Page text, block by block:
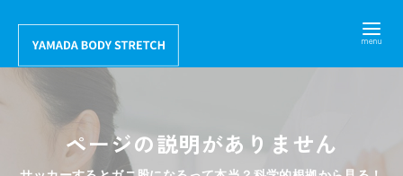
テ
ページの説明がありません